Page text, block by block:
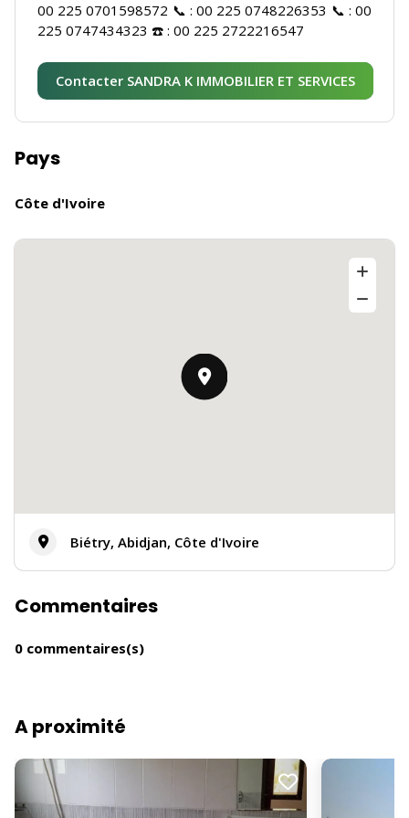
00 225 0701598572 📞 : 00 225 0748226353 📞 : 00
225 0747434323 ☎️ : 00 225 2722216547
Contacter SANDRA K IMMOBILIER ET SERVICES
Pays
Côte d'Ivoire
Biétry, Abidjan, Côte d'Ivoire
Commentaires
0 commentaires(s)
A proximité